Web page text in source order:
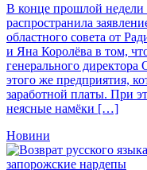
В конце прошлой
распространила
областного совета от
и Яна Королёва в том,
генерального
этого же предприятия,
заработной платы. При
неясные намёки […]
Новини